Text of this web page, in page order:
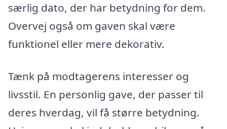
særlig dato, der har betydning for dem.
Overvej også om gaven skal være
funktionel eller mere dekorativ.
Tænk på modtagerens interesser og
livsstil. En personlig gave, der passer til
deres hverdag, vil få større betydning.